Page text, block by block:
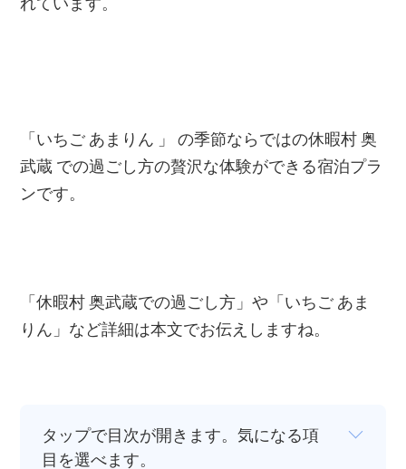
「いちご あまりん 」 の季節ならではの休暇村 奥
武蔵 での過ごし方の贅沢な体験ができる宿泊プラ
ンです。
「休暇村 奥武蔵での過ごし方」や「いちご あま
りん」など詳細は本文でお伝えしますね。
タップで目次が開きます。気になる項
目を選べます。